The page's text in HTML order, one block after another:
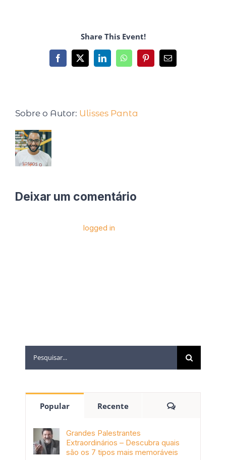
Share This Event!
Sobre o Autor: Ulisses Panta
Deixar um comentário
logged in
Popular Recente
Grandes Palestrantes
Extraordinários – Descubra quais
são os 7 tipos mais memoráveis